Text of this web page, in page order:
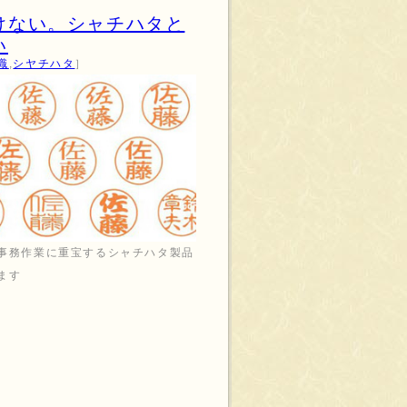
ない。シャチハタと
,シヤチハタ ］
務作業に重宝するシャチハタ製品
す